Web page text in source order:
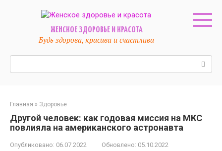
ЖЕНСКОЕ ЗДОРОВЬЕ И КРАСОТА
Будь здорова, красива и счастлива
Главная » Здоровье
Другой человек: как годовая миссия на МКС
повлияла на американского астронавта
Опубликовано: 06.07.2022 Обновлено: 05.10.2022